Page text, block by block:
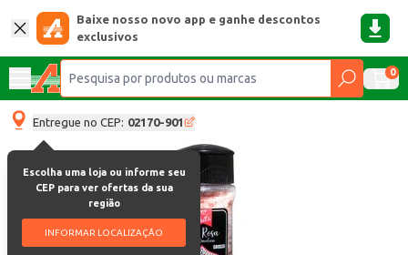
Baixe nosso novo app e ganhe descontos
exclusivos
0
Entregue no CEP: 02170-901
Escolha uma loja ou informe seu
CEP para ver ofertas da sua
região
INFORMAR LOCALIZAÇÃO